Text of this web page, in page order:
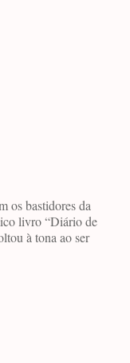
os bastidores da
livro “Diário de
à tona ao ser